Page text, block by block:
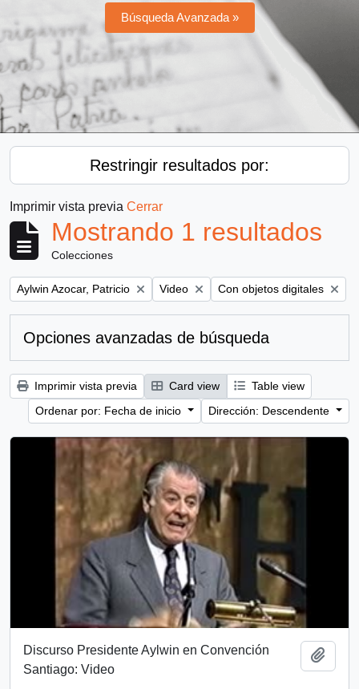
Búsqueda Avanzada »
Restringir resultados por:
Imprimir vista previa Cerrar
Mostrando 1 resultados
Colecciones
Remove filter:
Aylwin Azocar, Patricio Remove filter:
Video Remove filter:
Con objetos digitales
Opciones avanzadas de búsqueda
Imprimir vista previa Card view
Table view
Ordenar por: Fecha de inicio
Dirección: Descendente
Discurso Presidente Aylwin en Convención
Santiago: Video